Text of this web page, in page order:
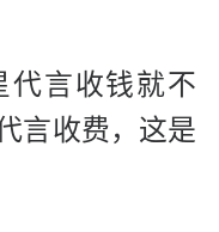
代言收钱就不
言收费，这是